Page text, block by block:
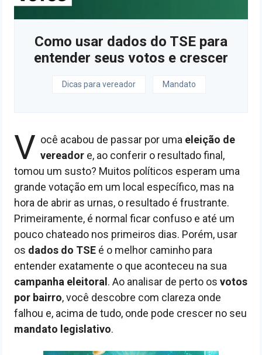
Como usar dados do TSE para
entender seus votos e crescer
Dicas para vereador Mandato
V ocê acabou de passar por uma eleição de
vereador e, ao conferir o resultado final,
tomou um susto? Muitos políticos esperam uma
grande votação em um local específico, mas na
hora de abrir as urnas, o resultado é frustrante.
Primeiramente, é normal ficar confuso e até um
pouco chateado nos primeiros dias. Porém, usar
os dados do TSE é o melhor caminho para
entender exatamente o que aconteceu na sua
campanha eleitoral . Ao analisar de perto os votos
por bairro, você descobre com clareza onde
falhou e, acima de tudo, onde pode crescer no seu
mandato legislativo.